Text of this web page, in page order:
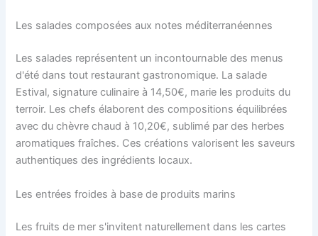
Les salades composées aux notes méditerranéennes
Les salades représentent un incontournable des menus
d'été dans tout restaurant gastronomique. La salade
Estival, signature culinaire à 14,50€, marie les produits du
terroir. Les chefs élaborent des compositions équilibrées
avec du chèvre chaud à 10,20€, sublimé par des herbes
aromatiques fraîches. Ces créations valorisent les saveurs
authentiques des ingrédients locaux.
Les entrées froides à base de produits marins
Les fruits de mer s'invitent naturellement dans les cartes